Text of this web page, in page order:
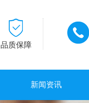
品质保障
新闻资讯